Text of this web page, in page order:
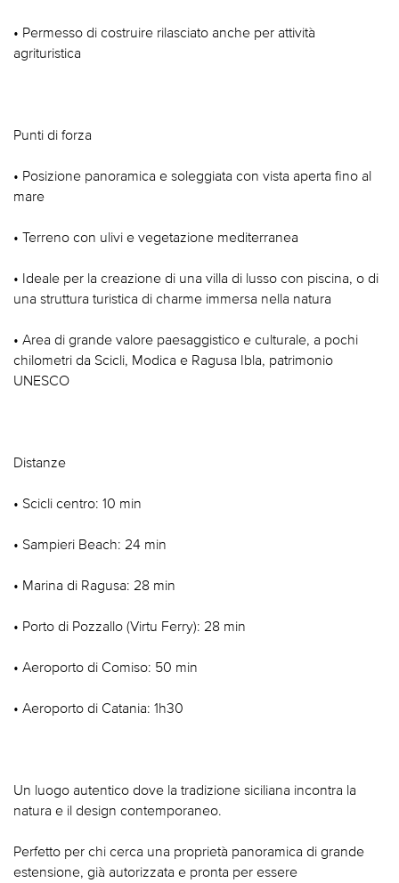
• Permesso di costruire rilasciato anche per attività
agrituristica
Punti di forza
• Posizione panoramica e soleggiata con vista aperta fino al
mare
• Terreno con ulivi e vegetazione mediterranea
• Ideale per la creazione di una villa di lusso con piscina, o di
una struttura turistica di charme immersa nella natura
• Area di grande valore paesaggistico e culturale, a pochi
chilometri da Scicli, Modica e Ragusa Ibla, patrimonio
UNESCO
Distanze
• Scicli centro: 10 min
• Sampieri Beach: 24 min
• Marina di Ragusa: 28 min
• Porto di Pozzallo (Virtu Ferry): 28 min
• Aeroporto di Comiso: 50 min
• Aeroporto di Catania: 1h30
Un luogo autentico dove la tradizione siciliana incontra la
natura e il design contemporaneo.
Perfetto per chi cerca una proprietà panoramica di grande
estensione, già autorizzata e pronta per essere